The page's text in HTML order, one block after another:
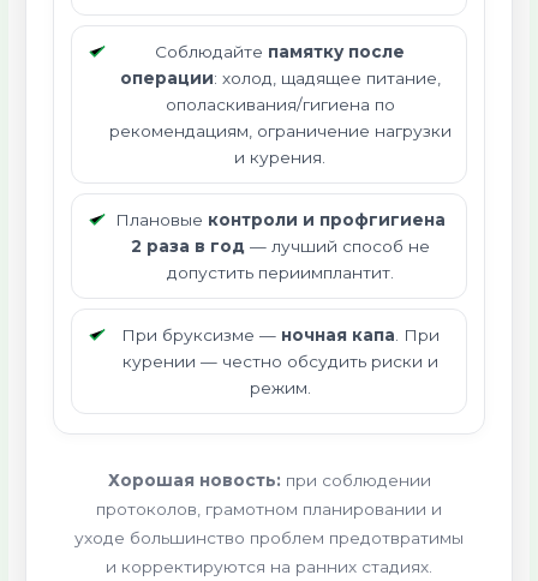
Соблюдайте памятку после
операции: холод, щадящее питание,
ополаскивания/гигиена по
рекомендациям, ограничение нагрузки
и курения.
Плановые контроли и профгигиена
2 раза в год— лучший способ не
допустить периимплантит.
При бруксизме — ночная капа . При
курении — честно обсудить риски и
режим.
Хорошая новость: при соблюдении
протоколов, грамотном планировании и
уходе большинство проблем предотвратимы
и корректируются на ранних стадиях.